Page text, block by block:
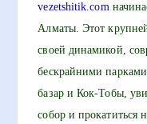
vezetshitik.com
Алматы. Этот
своей динамикой,
бескрайними
базар и Кок-Тобы,
собор и прокатиться